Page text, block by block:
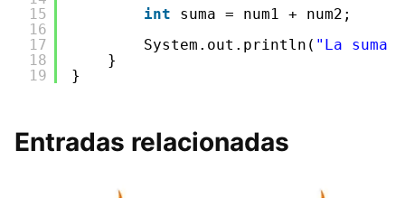
15
16
17
18
19
int
suma = num1 + num2;
System.out.println( "La suma
}
}
Entradas relacionadas